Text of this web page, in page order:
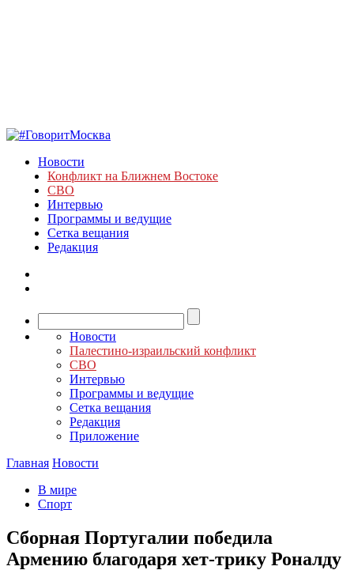
Новости
Конфликт на Ближнем Востоке
СВО
Интервью
Программы и ведущие
Сетка вещания
Редакция
Новости
Палестино-израильский конфликт
СВО
Интервью
Программы и ведущие
Сетка вещания
Редакция
Приложение
Главная Новости
В мире
Спорт
Сборная Португалии победила
Армению благодаря хет-трику Роналду